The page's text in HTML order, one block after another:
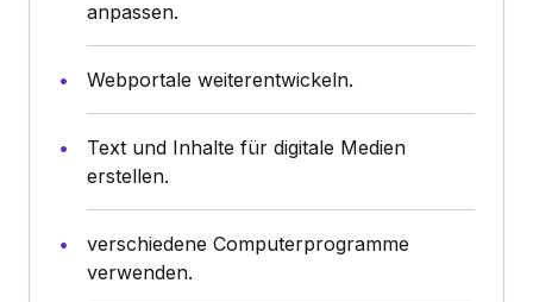
anpassen.
Webportale weiterentwickeln.
Text und Inhalte für digitale Medien
erstellen.
verschiedene Computerprogramme
verwenden.